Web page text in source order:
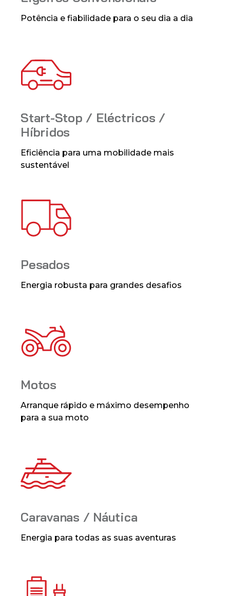
Potência e fiabilidade para o seu dia a dia
Start-Stop / Eléctricos /
Híbridos
Eficiência para uma mobilidade mais
sustentável
Pesados
Energia robusta para grandes desafios
Motos
Arranque rápido e máximo desempenho
para a sua moto
Caravanas / Náutica
Energia para todas as suas aventuras